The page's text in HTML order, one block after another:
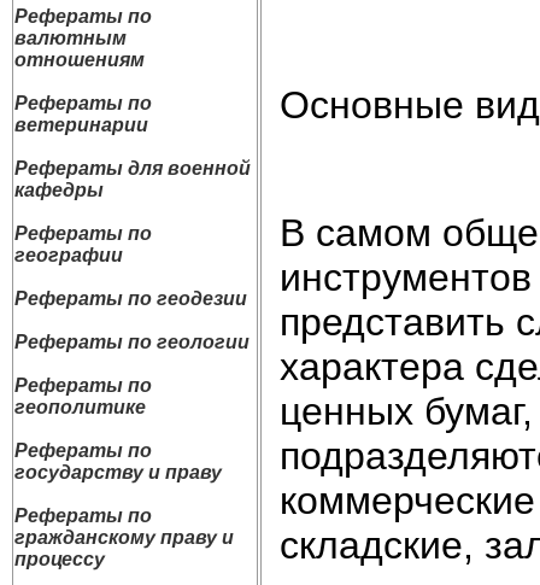
Рефераты по
валютным
отношениям
Рефераты по
ветеринарии
Рефераты для военной
кафедры
Рефераты по
географии
Рефераты по геодезии
Рефераты по геологии
Рефераты по
геополитике
Рефераты по
государству и праву
Рефераты по
гражданскому праву и
процессу
Основные
В самом
представить
характера
ценных
складские,